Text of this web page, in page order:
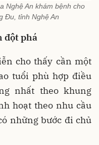
Nghệ An khám bệnh cho
Đu, tỉnh Nghệ An
đột phá
cho thấy cần một
tuổi phù hợp điều
nhất theo khung
hoạt theo nhu cầu
những bước đi chủ